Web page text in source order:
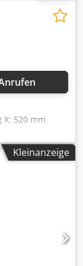
520 mm
max.
Y: 730
mm
mit
120 / 120
Arbeiten und
und
Kleinanzeige